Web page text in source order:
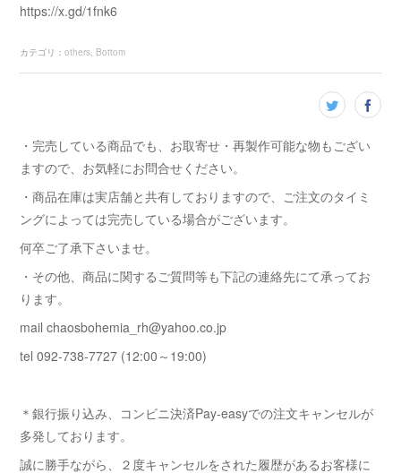
https://x.gd/1fnk6
カテゴリ ：others Bottom
・完売している商品でも、お取寄せ・再製作可能な物もござい
ますので、お気軽にお問合せください。
・商品在庫は実店舗と共有しておりますので、ご注文のタイミ
ングによっては完売している場合がございます。
何卒ご了承下さいませ。
・その他、商品に関するご質問等も下記の連絡先にて承ってお
ります。
mail chaosbohemia_rh@yahoo.co.jp
tel 092-738-7727 (12:00～19:00)
＊銀行振り込み、コンビニ決済Pay-easyでの注文キャンセルが
多発しております。
誠に勝手ながら、２度キャンセルをされた履歴があるお客様に